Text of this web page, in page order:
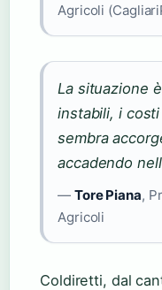
Agricoli
La situazione
instabili, i
sembra
accadendo
— Tore Piana,
Agricoli
Coldiretti, dal